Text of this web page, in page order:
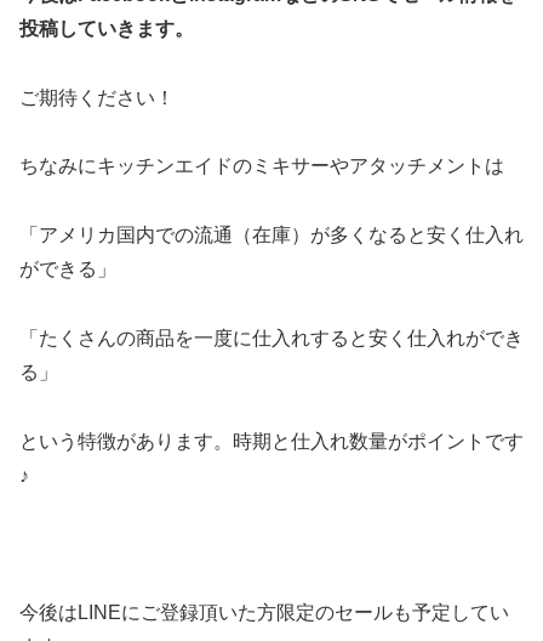
投稿していきます。
ご期待ください！
ちなみにキッチンエイドのミキサーやアタッチメントは
「アメリカ国内での流通（在庫）が多くなると安く仕入れ
ができる」
「たくさんの商品を一度に仕入れすると安く仕入れができ
る」
という特徴があります。時期と仕入れ数量がポイントです
♪
今後はLINEにご登録頂いた方限定のセールも予定してい